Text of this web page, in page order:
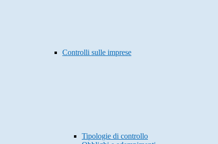
Controlli sulle imprese
Tipologie di controllo